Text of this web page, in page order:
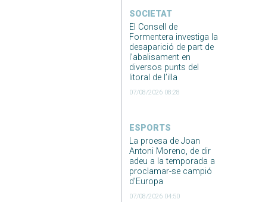
SOCIETAT
El Consell de
Formentera investiga la
desaparició de part de
l’abalisament en
diversos punts del
litoral de l’illa
07/08/2026 08:28
ESPORTS
La proesa de Joan
Antoni Moreno, de dir
adeu a la temporada a
proclamar-se campió
d’Europa
07/08/2026 04:50